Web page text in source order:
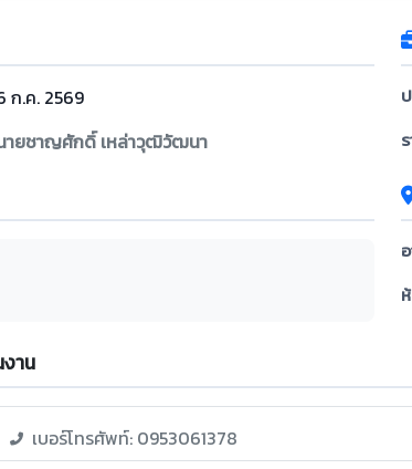
ก.ค. 2569
ายชาญศักดิ์ เหล่าวุฒิวัฒนา
าน
เบอร์โทรศัพท์: 0953061378